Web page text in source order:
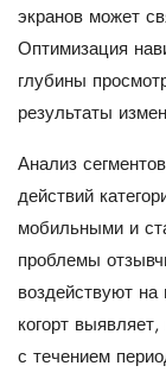
экранов может
Оптимизация
глубины
результаты
Анализ
действий
мобильными и
проблемы
воздействуют
когорт
с течением